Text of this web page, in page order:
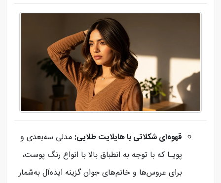
قهوه‌ای شکلاتی با هایلایت طلایی: مدلی سه‌بعدی و
پویـا که با توجه به انطباق بالا با انواع رنگ پوست،
برای عروس‌ها و خانم‌های جوان گزینه ایده‌آل به‌شمار